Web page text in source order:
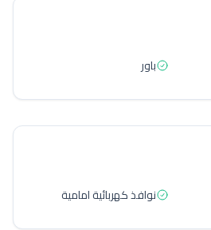
باور
نوافذ كهربائية امامية